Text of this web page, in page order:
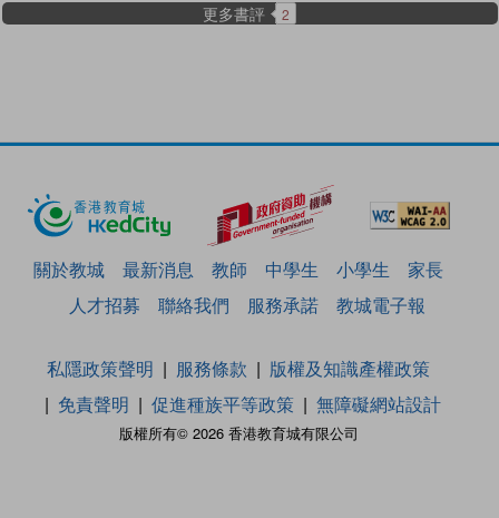
更多書評 2
關於教城 最新消息 教師 中學生 小學生
家長
人才招募
聯絡我們 服務承諾 教城電子報
版權所有© 2026 香港教育城有限公司
私隱政策聲明 服務條款
版權及知識產權政策
免責聲明
促進種族平等政策 無障礙網站設計